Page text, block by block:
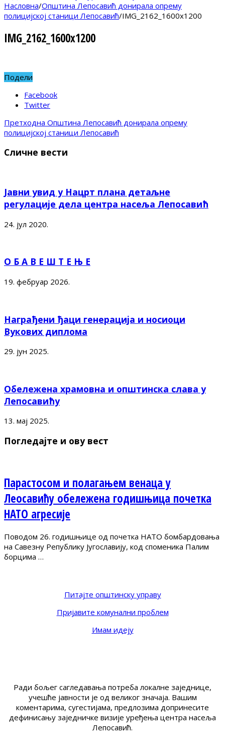
Насловна/Општина Лепосавић донирала опрему
полицијској станици Лепосавић/IMG_2162_1600x1200
IMG_2162_1600x1200
Подели
Facebook
Twitter
Претходна Општина Лепосавић донирала опрему
полицијској станици Лепосавић
Сличне вести
Јавни увид у Нацрт плана детаљне
регулације дела центра насеља Лепосавић
24. јул 2020.
О Б А В Е Ш Т Е Њ Е
19. фебруар 2026.
Награђени ђаци генерација и носиоци
Вукових диплома
29. јун 2025.
Обележена храмовна и општинска слава у
Лепосавићу
13. мај 2025.
Погледајте и ову вест
Парастосом и полагањем венаца у
Леосавићу обележена годишњица почетка
НАТО агресије
Поводом 26. годишњице од почетка НАТО бомбардовања
на Савезну Републику Југославију, код споменика Палим
борцима …
Питајте општинску управу
Пријавите комунални проблем
Имам идеју
Ради бољег сагледавања потреба локалне заједнице,
учешће јавности је од великог значаја. Вашим
коментарима, сугестијама, предлозима допринесите
дефинисању заједничке визије уређења центра насеља
Лепосавић.